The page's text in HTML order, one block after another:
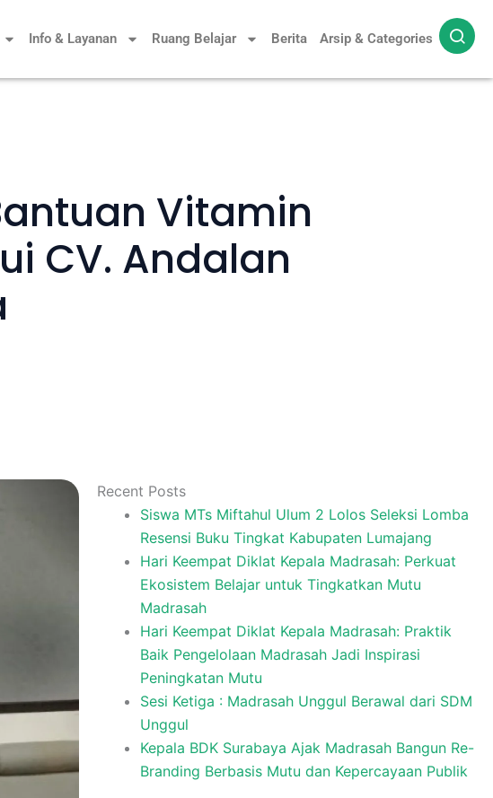
Info & Layanan Ruang Belajar Berita Arsip & Categories
Vitamin
CV. Andalan
Recent Posts
Siswa MTs Miftahul Ulum 2 Lolos Seleksi Lomba
Resensi Buku Tingkat Kabupaten Lumajang
Hari Keempat Diklat Kepala Madrasah: Perkuat
Ekosistem Belajar untuk Tingkatkan Mutu
Madrasah
Hari Keempat Diklat Kepala Madrasah: Praktik
Baik Pengelolaan Madrasah Jadi Inspirasi
Peningkatan Mutu
Sesi Ketiga : Madrasah Unggul Berawal dari SDM
Unggul
Kepala BDK Surabaya Ajak Madrasah Bangun Re-
Branding Berbasis Mutu dan Kepercayaan Publik